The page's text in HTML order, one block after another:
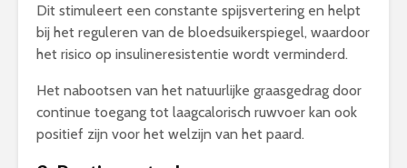
Dit stimuleert een constante spijsvertering en helpt
bij het reguleren van de bloedsuikerspiegel, waardoor
het risico op insulineresistentie wordt verminderd.
Het nabootsen van het natuurlijke graasgedrag door
continue toegang tot laagcalorisch ruwvoer kan ook
positief zijn voor het welzijn van het paard.